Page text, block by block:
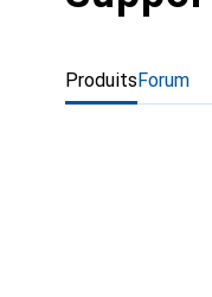
ProduitsForum